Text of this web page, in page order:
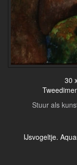
30
Stuur als
IJsvogeltje.